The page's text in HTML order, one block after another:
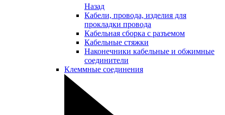
Назад
Кабели, провода, изделия для
прокладки провода
Кабельная сборка с разъемом
Кабельные стяжки
Наконечники кабельные и обжимные
соединители
Клеммные соединения